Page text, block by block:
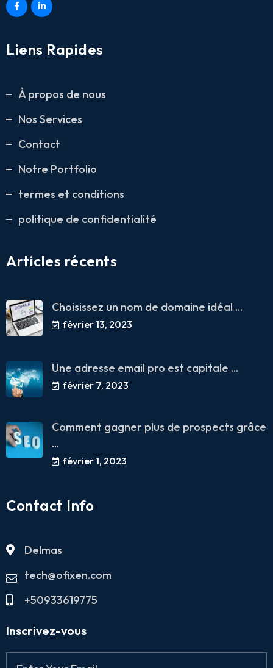
Liens Rapides
À propos de nous
Nos Services
Contact
Notre Portfolio
termes et conditions
politique de confidentialité
Articles récents
Choisissez un nom de domaine idéal ...
février 13, 2023
Une adresse email pro est capitale ...
février 7, 2023
Comment gagner plus de prospects grâce
...
février 1, 2023
Contact Info
Delmas
tech@ofixen.com
+50933619775
Inscrivez-vous